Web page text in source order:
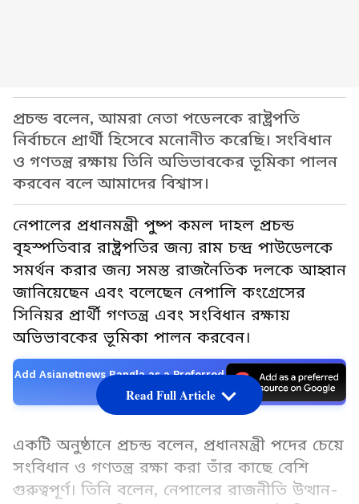
প্রচন্ড বলেন, আমরা নেতা পডেলকে রাষ্ট্রপতি
নির্বাচনে প্রার্থী হিসেবে মনোনীত করেছি। সংবিধান
ও গণতন্ত্র রক্ষায় তিনি অভিভাবকের ভূমিকা পালন
করবেন বলে আমাদের বিশ্বাস।
নেপালের প্রধানমন্ত্রী পুষ্প কমল দাহল প্রচন্ড
বৃহস্পতিবার রাষ্ট্রপতির জন্য রাম চন্দ্র পাউডেলকে
সমর্থন করার জন্য সমস্ত রাজনৈতিক দলকে আহ্বান
জানিয়েছেন এবং বলেছেন নেপালি কংগ্রেসের
সিনিয়র প্রার্থী গণতন্ত্র এবং সংবিধান রক্ষায়
অভিভাবকের ভূমিকা পালন করবেন।
Add Asianetnews Bangla as a Preferred
Source
একটি অনুষ্ঠানে প্রচন্ড বলেন, প্রধানমন্ত্রী পদের চেয়ে
সংবিধান ও গণতন্ত্র রক্ষা করা তাঁর কাছে বেশি
গুরুত্বপূর্ণ। তিনি বলেন, নেপালের রাজনীতি উত্থান-
Read Full Article